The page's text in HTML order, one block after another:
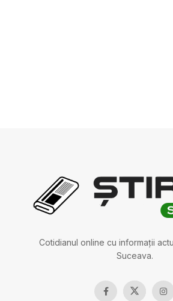
Cotidianul online cu informații
Suceava.